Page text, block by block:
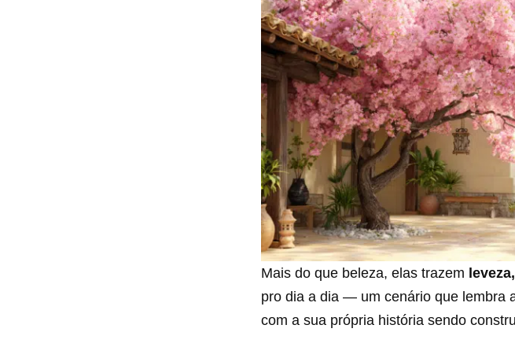
Mais do que beleza, elas trazem
pro dia a dia — um cenário que lembra
com a sua própria história sendo